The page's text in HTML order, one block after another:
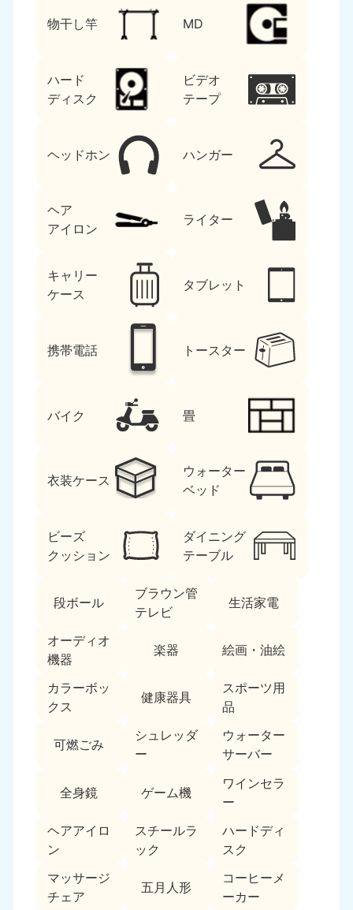
物干し竿 MD
ハード
ディスク
ビデオ
テープ
ヘッドホン ハンガー
ヘア
アイロン
ライター
キャリー
ケース
タブレット
携帯電話 トースター
バイク 畳
衣装ケース
ウォーター
ベッド
ビーズ
クッション
ダイニング
テーブル
段ボール
ブラウン管
テレビ
生活家電
オーディオ
機器
楽器 絵画・油絵
カラーボッ
クス
健康器具
スポーツ用
品
可燃ごみ
シュレッダ
ー
ウォーター
サーバー
全身鏡 ゲーム機
ワインセラ
ー
ヘアアイロ
ン
スチールラ
ック
ハードディ
スク
マッサージ
チェア
五月人形
コーヒーメ
ーカー
北海道・東北
050-1881-5277
9:00〜19:00 年中無休
050-1881-5276
9:00〜19:00 年中無休
岩手県
9:00〜19:00 年中無休 9:00〜19:00 年中無休
050-1881-5273
9:00〜19:00 年中無休
050-1881-5272
9:00〜19:00 年中無休